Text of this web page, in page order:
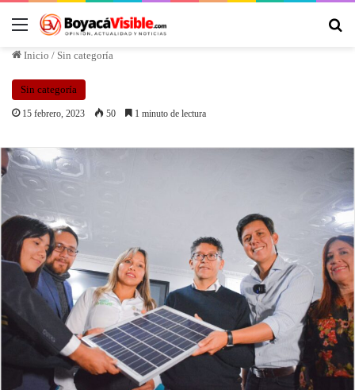
Inicio / Sin categoría
Sin categoría
15 febrero, 2023 50 1 minuto de lectura